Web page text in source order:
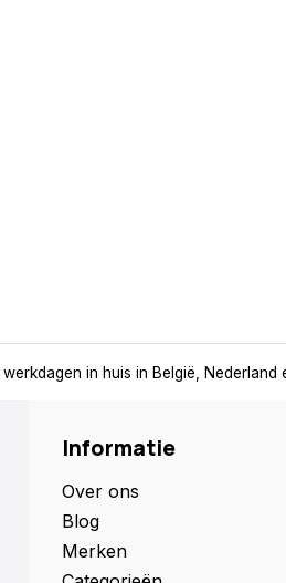
in huis in België, Nederland
Informatie
Over ons
Blog
Merken